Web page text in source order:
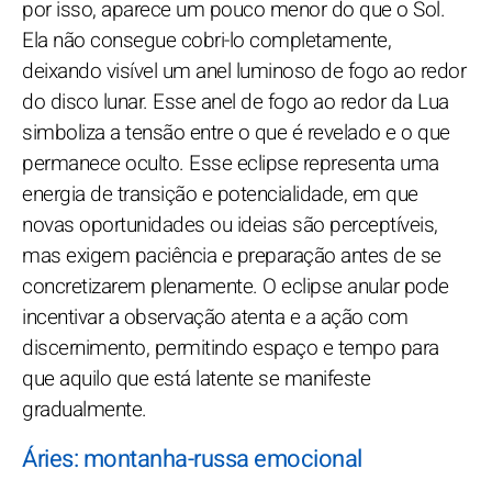
por isso, aparece um pouco menor do que o Sol.
Ela não consegue cobri-lo completamente,
deixando visível um anel luminoso de fogo ao redor
do disco lunar. Esse anel de fogo ao redor da Lua
simboliza a tensão entre o que é revelado e o que
permanece oculto. Esse eclipse representa uma
energia de transição e potencialidade, em que
novas oportunidades ou ideias são perceptíveis,
mas exigem paciência e preparação antes de se
concretizarem plenamente. O eclipse anular pode
incentivar a observação atenta e a ação com
discernimento, permitindo espaço e tempo para
que aquilo que está latente se manifeste
gradualmente.
Áries: montanha-russa emocional